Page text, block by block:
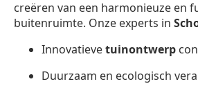
creëren van een harmonieuze en
buitenruimte. Onze experts in
Innovatievetuinontwerp
Duurzaam en ecologisch